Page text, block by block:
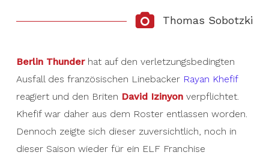
Thomas Sobotzki
Berlin Thunderhat auf den verletzungsbedingten
Ausfall des französischen Linebacker Rayan Khefif
reagiert und den Briten David Izinyonverpflichtet.
Khefif war daher aus dem Roster entlassen worden.
Dennoch zeigte sich dieser zuversichtlich, noch in
dieser Saison wieder für ein ELF Franchise